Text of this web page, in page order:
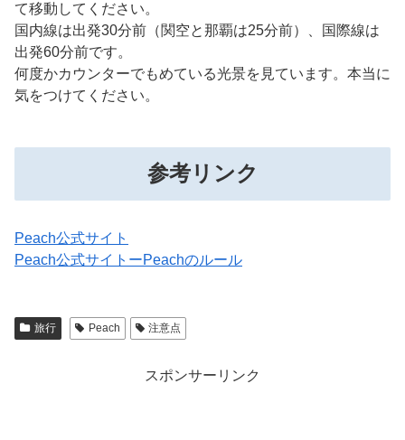
て移動してください。
国内線は出発30分前（関空と那覇は25分前）、国際線は
出発60分前です。
何度かカウンターでもめている光景を見ています。本当に
気をつけてください。
参考リンク
Peach公式サイト
Peach公式サイトーPeachのルール
旅行 Peach 注意点
スポンサーリンク